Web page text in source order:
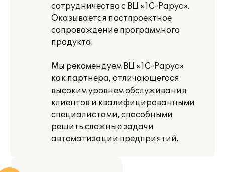
сотрудничество с ВЦ «1С-Рарус».
Оказывается постпроектное
сопровождение программного
продукта.
Мы рекомендуем ВЦ «1С-Рарус»
как партнера, отличающегося
высоким уровнем обслуживания
клиентов и квалифицированными
специалистами, способными
решить сложные задачи
автоматизации предприятий.